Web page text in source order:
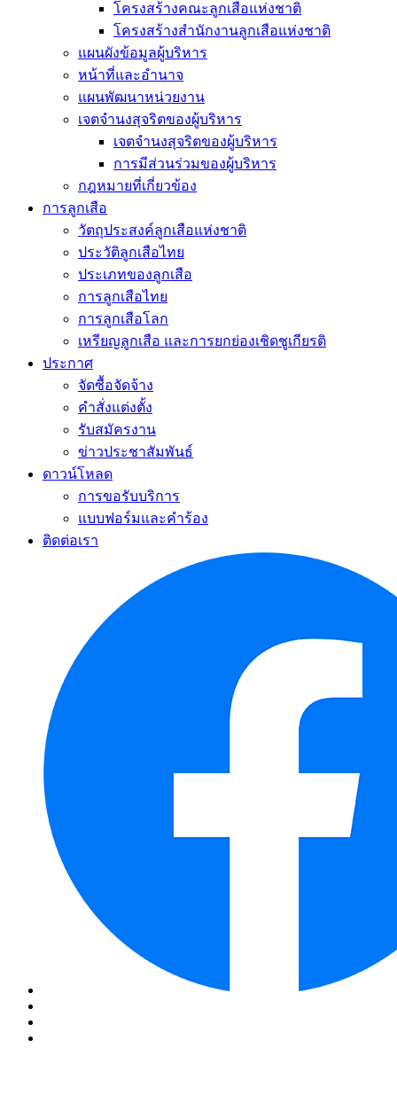
โครงสร้างคณะลูกเสือแห่งชาติ
โครงสร้างสำนักงานลูกเสือแห่งชาติ
แผนผังข้อมูลผู้บริหาร
หน้าที่และอำนาจ
แผนพัฒนาหน่วยงาน
เจตจำนงสุจริตของผู้บริหาร
เจตจำนงสุจริตของผู้บริหาร
การมีส่วนร่วมของผู้บริหาร
กฎหมายที่เกี่ยวข้อง
การลูกเสือ
วัตถุประสงค์ลูกเสือแห่งชาติ
ประวัติลูกเสือไทย
ประเภทของลูกเสือ
การลูกเสือไทย
การลูกเสือโลก
เหรียญลูกเสือ และการยกย่องเชิดชูเกียรติ
ประกาศ
จัดซื้อจัดจ้าง
คำสั่งแต่งตั้ง
รับสมัครงาน
ข่าวประชาสัมพันธ์
ดาวน์โหลด
การขอรับบริการ
แบบฟอร์มและคำร้อง
ติดต่อเรา